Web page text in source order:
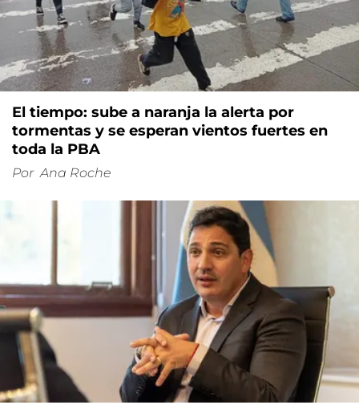
El tiempo: sube a naranja la alerta por
tormentas y se esperan vientos fuertes en
toda la PBA
Por Ana Roche